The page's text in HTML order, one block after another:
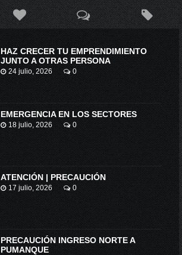
HAZ CRECER TU EMPRENDIMIENTO
JUNTO A OTRAS PERSONA
24 julio, 2026 0
EMERGENCIA EN LOS SECTORES
18 julio, 2026 0
ATENCIÓN | PRECAUCIÓN
17 julio, 2026 0
PRECAUCIÓN INGRESO NORTE A
PUMANQUE